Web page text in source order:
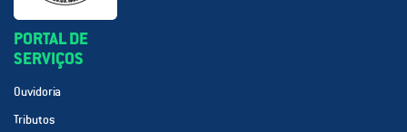
PORTAL DE
SERVIÇOS
Ouvidoria
Tributos